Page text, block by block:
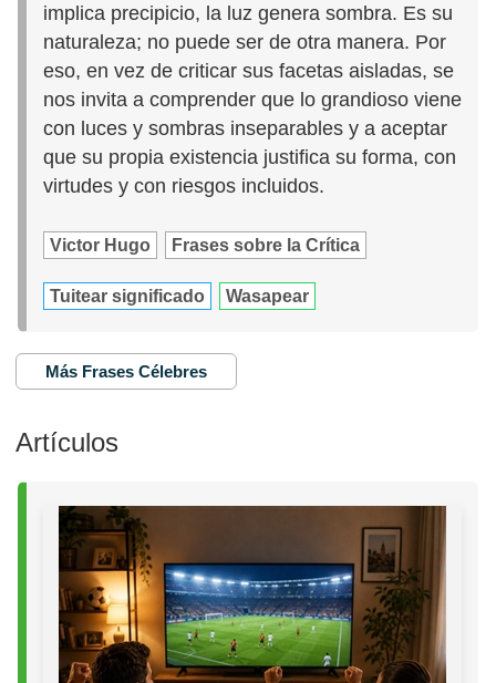
implica precipicio, la luz genera sombra. Es su
naturaleza; no puede ser de otra manera. Por
eso, en vez de criticar sus facetas aisladas, se
nos invita a comprender que lo grandioso viene
con luces y sombras inseparables y a aceptar
que su propia existencia justifica su forma, con
virtudes y con riesgos incluidos.
Victor Hugo Frases sobre la Crítica
Tuitear significado Wasapear
Más Frases Célebres
Artículos